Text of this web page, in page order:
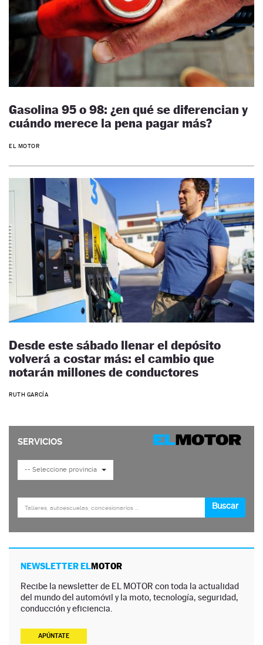
Gasolina 95 o 98: ¿en qué se diferencian y
cuándo merece la pena pagar más?
EL MOTOR
Desde este sábado llenar el depósito
volverá a costar más: el cambio que
notarán millones de conductores
RUTH GARCÍA
NEWSLETTER ELMOTOR
Recibe la newsletter de EL MOTOR con toda la actualidad
del mundo del automóvil y la moto, tecnología, seguridad,
conducción y eficiencia.
APÚNTATE